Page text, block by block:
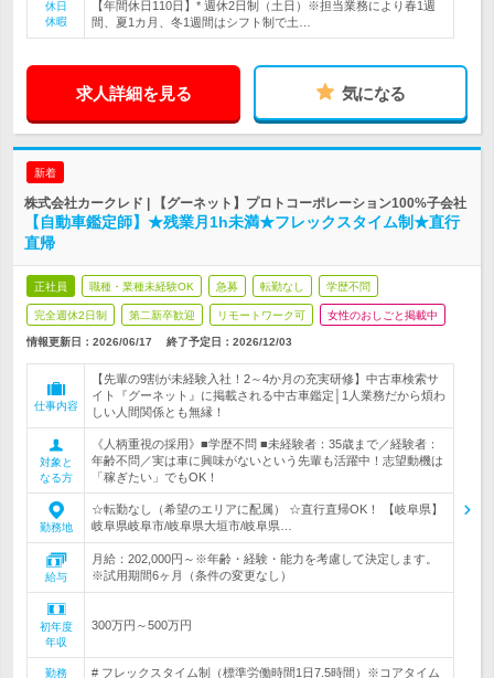
休日
休暇
【年間休日110日】* 週休2日制（土日）※担当業務により春1週
間、夏1カ月、冬1週間はシフト制で土…
求人詳細を見る 気になる
新着
株式会社カークレド | 【グーネット】プロトコーポレーション100%子会社
【自動車鑑定師】★残業月1h未満★フレックスタイム制★直行
直帰
正社員 職種・業種未経験OK 急募 転勤なし 学歴不問
完全週休2日制 第二新卒歓迎 リモートワーク可 女性のおしごと掲載中
情報更新日：2026/06/17 終了予定日： 2026/12/03
仕事内容
【先輩の9割が未経験入社！2～4か月の充実研修】中古車検索サ
イト『グーネット』に掲載される中古車鑑定│1人業務だから煩わ
しい人間関係とも無縁！
対象と
なる方
《人柄重視の採用》■学歴不問 ■未経験者：35歳まで／経験者：
年齢不問／実は車に興味がないという先輩も活躍中！志望動機は
「稼ぎたい」でもOK！
勤務地
☆転勤なし（希望のエリアに配属） ☆直行直帰OK！ 【岐阜県】
岐阜県岐阜市/岐阜県大垣市/岐阜県…
給与
月給：202,000円～※年齢・経験・能力を考慮して決定します。
※試用期間6ヶ月（条件の変更なし）
初年度
年収
300万円～500万円
勤務
# フレックスタイム制（標準労働時間1日7.5時間）※コアタイム